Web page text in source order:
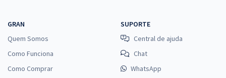
GRAN
Quem Somos
Como Funciona
Como Comprar
SUPORTE
Central de ajuda
Chat
WhatsApp